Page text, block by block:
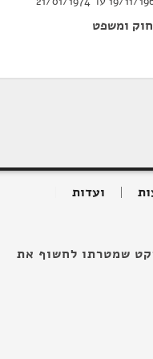
ומשפט
ועדות
שמטרתו לחשוף את